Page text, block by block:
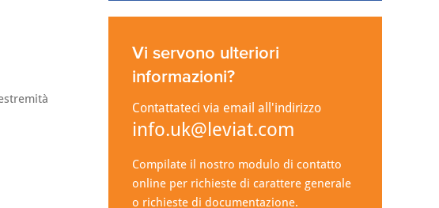
Vi servono ulteriori
informazioni?
Contattateci via email all'indirizzo
info.uk@leviat.com
Compilate il nostro modulo di contatto
online per richieste di carattere generale
o richieste di documentazione.